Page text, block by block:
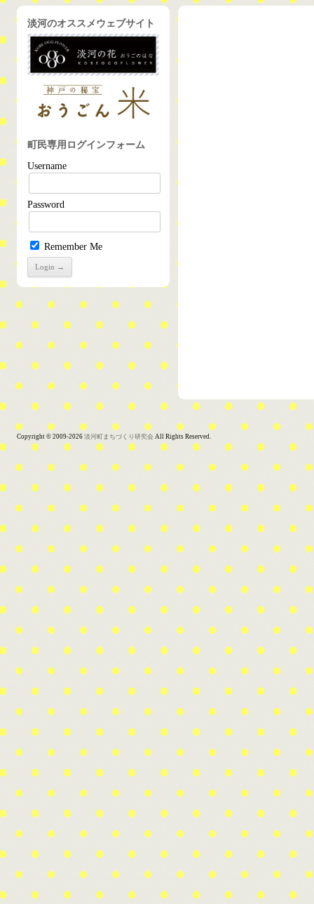
淡河のオススメウェブサイト
町民専用ログインフォーム
Username
Password
Remember Me
Copyright © 2009-2026 淡河町まちづくり研究会 All Rights Reserved.